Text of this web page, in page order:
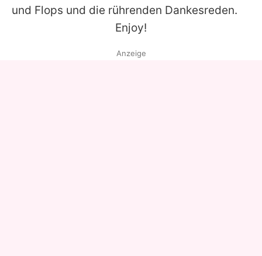
und Flops und die rührenden Dankesreden.
Enjoy!
Anzeige